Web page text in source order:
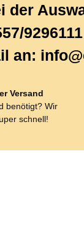
der
9296111
an:
Versand
benötigt? Wir
schnell!